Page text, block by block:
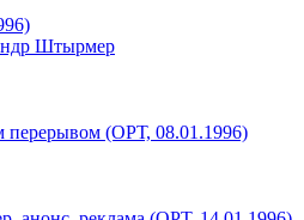
Штырмер
перерывом (ОРТ, 08.01.1996)